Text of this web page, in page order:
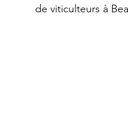
de viticulteurs à